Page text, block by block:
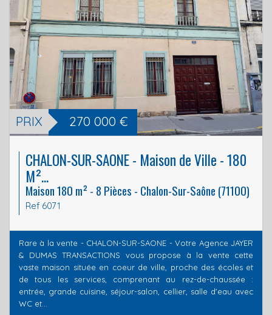
PRIX 270 000 €
CHALON-SUR-SAONE - Maison de Ville - 180
M²...
Maison 180 m² - 8 Pièces - Chalon-Sur-Saône (71100)
Ref 6071
Rare à la vente - CHALON-SUR-SAONE - Votre Agence JAYER
& DUMAS TRANSACTIONS vous propose à la vente cette
vaste maison située en coeur de ville, proche des écoles et
de tous les services, comprenant au rez-de-chaussée :
entrée, grande cuisine, séjour-salon, cellier, salle d'eau avec
WC et...